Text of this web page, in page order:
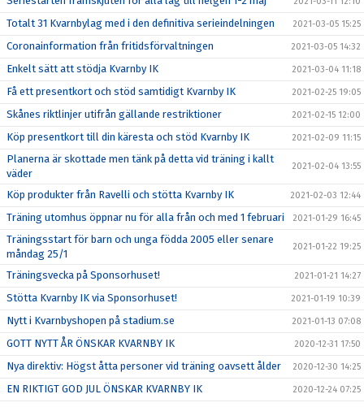
Totalt 31 Kvarnbylag med i den definitiva serieindelningen 2021-03-05 15:25
Coronainformation från fritidsförvaltningen 2021-03-05 14:32
Enkelt sätt att stödja Kvarnby IK 2021-03-04 11:18
Få ett presentkort och stöd samtidigt Kvarnby IK 2021-02-25 19:05
Skånes riktlinjer utifrån gällande restriktioner 2021-02-15 12:00
Köp presentkort till din käresta och stöd Kvarnby IK 2021-02-09 11:15
Planerna är skottade men tänk på detta vid träning i kallt
väder
2021-02-04 13:55
Köp produkter från Ravelli och stötta Kvarnby IK 2021-02-03 12:44
Träning utomhus öppnar nu för alla från och med 1 februari 2021-01-29 16:45
Träningsstart för barn och unga födda 2005 eller senare
måndag 25/1
2021-01-22 19:25
Träningsvecka på Sponsorhuset! 2021-01-21 14:27
Stötta Kvarnby IK via Sponsorhuset! 2021-01-19 10:39
Nytt i Kvarnbyshopen på stadium.se 2021-01-13 07:08
GOTT NYTT ÅR ÖNSKAR KVARNBY IK 2020-12-31 17:50
Nya direktiv: Högst åtta personer vid träning oavsett ålder 2020-12-30 14:25
EN RIKTIGT GOD JUL ÖNSKAR KVARNBY IK 2020-12-24 07:25